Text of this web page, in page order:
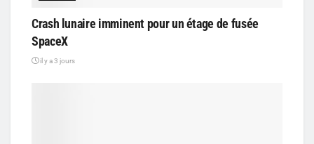
Crash lunaire imminent pour un étage de fusée
SpaceX
il y a 3 jours